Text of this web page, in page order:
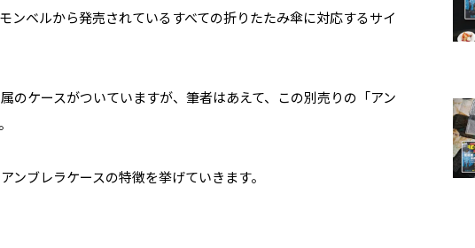
ンベルから発売されているすべての折りたたみ傘に対応するサイ
のケースがついていますが、筆者はあえて、この別売りの「アン
ンブレラケースの特徴を挙げていきます。